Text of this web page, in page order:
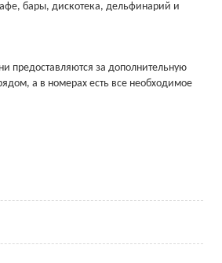
бары, дискотека, дельфинарий и
предоставляются за дополнительную
а в номерах есть все необходимое